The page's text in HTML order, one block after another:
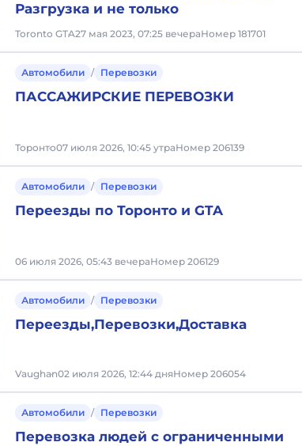
Разгрузка и не только
Toronto GTA27 мая 2023, 07:25 вечераНомер 181701
Автомобили / Перевозки
ПАССАЖИРСКИЕ ПЕРЕВОЗКИ
Торонто07 июля 2026, 10:45 утраНомер 206139
Автомобили / Перевозки
Переезды по Торонто и GTA
06 июля 2026, 05:43 вечераНомер 206129
Автомобили / Перевозки
Переезды,Перевозки,Доставка
Vaughan02 июля 2026, 12:44 дняНомер 206054
Автомобили / Перевозки
Перевозка людей с ограниченными